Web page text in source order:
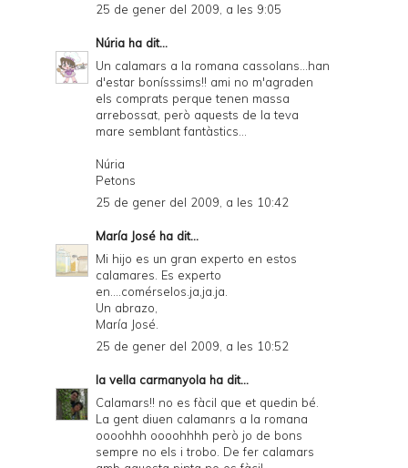
25 de gener del 2009, a les 9:05
Núria ha dit...
Un calamars a la romana cassolans...han
d'estar bonísssims!! ami no m'agraden
els comprats perque tenen massa
arrebossat, però aquests de la teva
mare semblant fantàstics...
Núria
Petons
25 de gener del 2009, a les 10:42
María José ha dit...
Mi hijo es un gran experto en estos
calamares. Es experto
en....comérselos.ja,ja.ja.
Un abrazo,
María José.
25 de gener del 2009, a les 10:52
la vella carmanyola ha dit...
Calamars!! no es fàcil que et quedin bé.
La gent diuen calamanrs a la romana
oooohhh oooohhhh però jo de bons
sempre no els i trobo. De fer calamars